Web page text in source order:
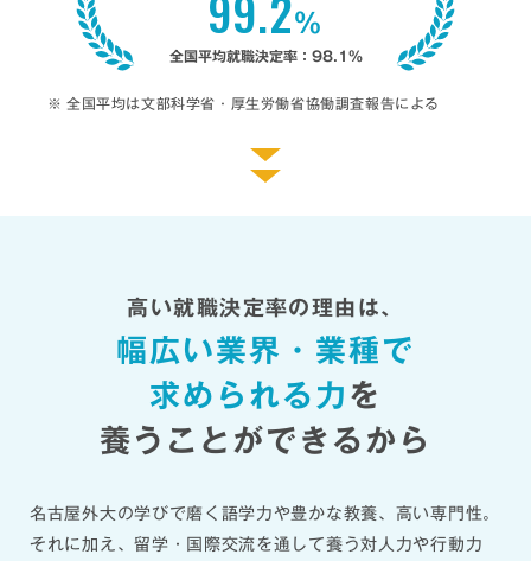
%
全国平均就職決定率：98.1%
全国平均は文部科学省・厚生労働省協働調査報告による
高い就職決定率の理由は、
幅広い業界・業種で
求められる力 を
養うことができるから
名古屋外大の学びで磨く語学力や豊かな教養、高い専門性。
それに加え、留学・国際交流を通して養う対人力や行動力